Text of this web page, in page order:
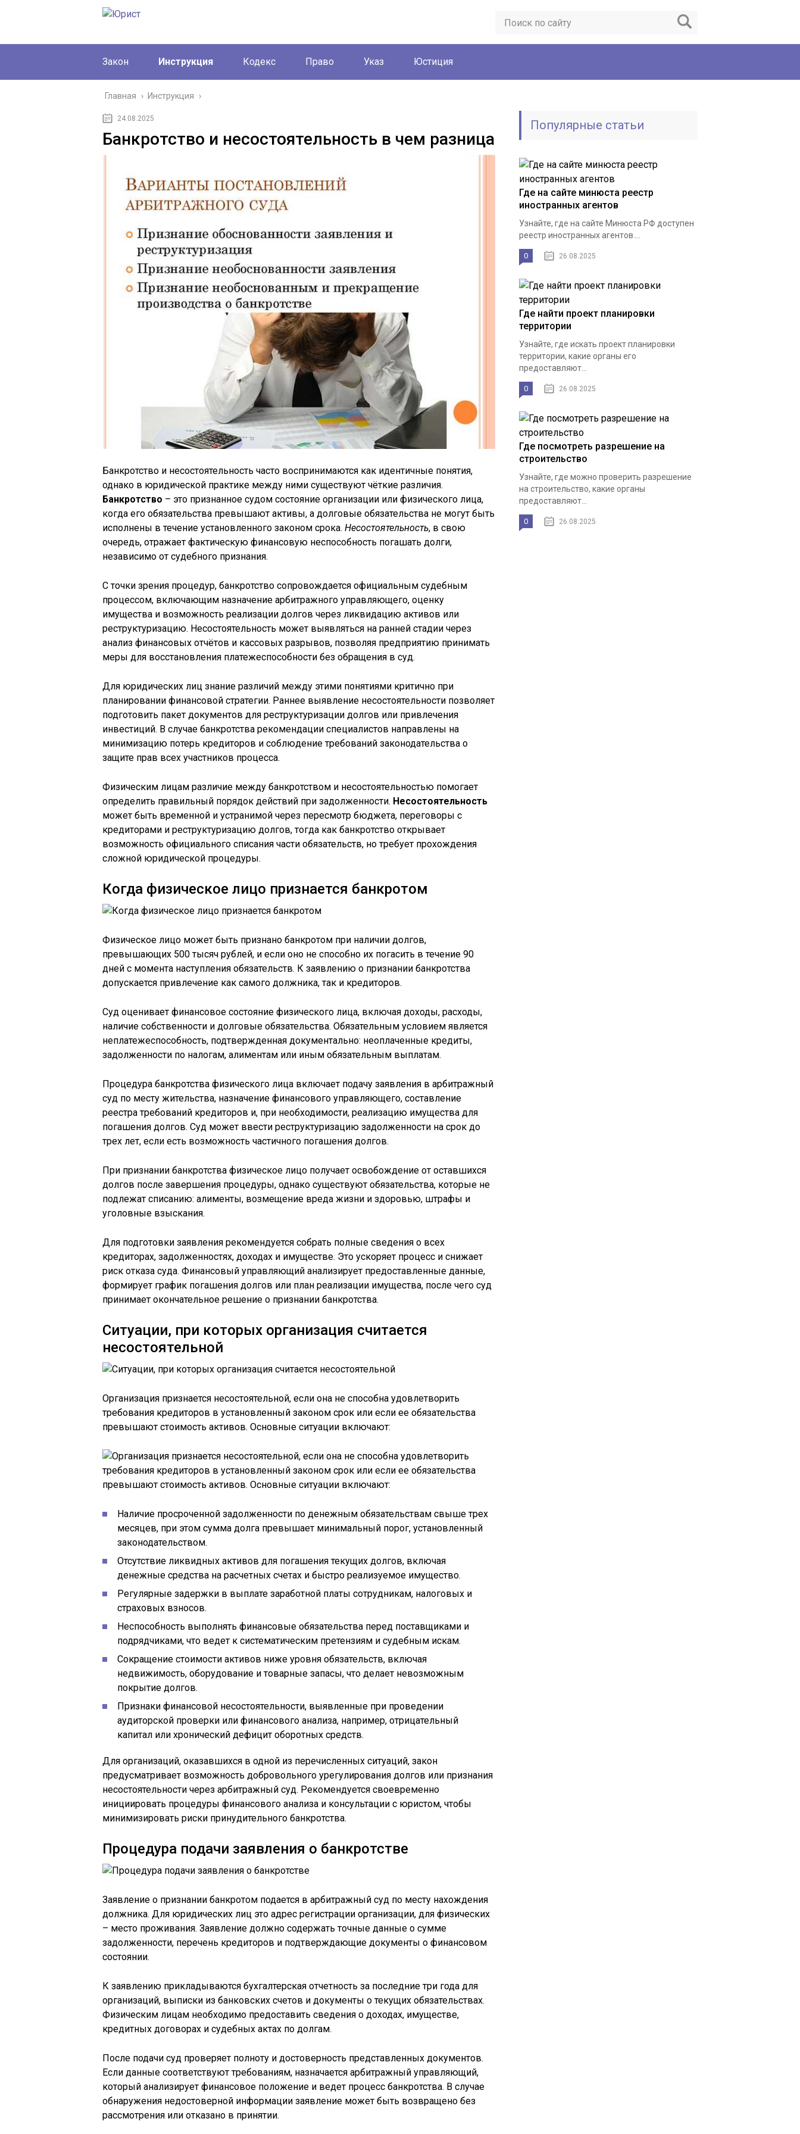
Закон Инструкция Кодекс Право Указ Юстиция
Главная › Инструкция ›
24.08.2025
Банкротство и несостоятельность в чем разница
Банкротство и несостоятельность часто воспринимаются как идентичные понятия,
однако в юридической практике между ними существуют чёткие различия.
Банкротство – это признанное судом состояние организации или физического лица,
когда его обязательства превышают активы, а долговые обязательства не могут быть
исполнены в течение установленного законом срока. Несостоятельность, в свою
очередь, отражает фактическую финансовую неспособность погашать долги,
независимо от судебного признания.
С точки зрения процедур, банкротство сопровождается официальным судебным
процессом, включающим назначение арбитражного управляющего, оценку
имущества и возможность реализации долгов через ликвидацию активов или
реструктуризацию. Несостоятельность может выявляться на ранней стадии через
анализ финансовых отчётов и кассовых разрывов, позволяя предприятию принимать
меры для восстановления платежеспособности без обращения в суд.
Для юридических лиц знание различий между этими понятиями критично при
планировании финансовой стратегии. Раннее выявление несостоятельности позволяет
подготовить пакет документов для реструктуризации долгов или привлечения
инвестиций. В случае банкротства рекомендации специалистов направлены на
минимизацию потерь кредиторов и соблюдение требований законодательства о
защите прав всех участников процесса.
Физическим лицам различие между банкротством и несостоятельностью помогает
определить правильный порядок действий при задолженности. Несостоятельность
может быть временной и устранимой через пересмотр бюджета, переговоры с
кредиторами и реструктуризацию долгов, тогда как банкротство открывает
возможность официального списания части обязательств, но требует прохождения
сложной юридической процедуры.
Когда физическое лицо признается банкротом
Физическое лицо может быть признано банкротом при наличии долгов,
превышающих 500 тысяч рублей, и если оно не способно их погасить в течение 90
дней с момента наступления обязательств. К заявлению о признании банкротства
допускается привлечение как самого должника, так и кредиторов.
Суд оценивает финансовое состояние физического лица, включая доходы, расходы,
наличие собственности и долговые обязательства. Обязательным условием является
неплатежеспособность, подтвержденная документально: неоплаченные кредиты,
задолженности по налогам, алиментам или иным обязательным выплатам.
Процедура банкротства физического лица включает подачу заявления в арбитражный
суд по месту жительства, назначение финансового управляющего, составление
реестра требований кредиторов и, при необходимости, реализацию имущества для
погашения долгов. Суд может ввести реструктуризацию задолженности на срок до
трех лет, если есть возможность частичного погашения долгов.
При признании банкротства физическое лицо получает освобождение от оставшихся
долгов после завершения процедуры, однако существуют обязательства, которые не
подлежат списанию: алименты, возмещение вреда жизни и здоровью, штрафы и
уголовные взыскания.
Для подготовки заявления рекомендуется собрать полные сведения о всех
кредиторах, задолженностях, доходах и имуществе. Это ускоряет процесс и снижает
риск отказа суда. Финансовый управляющий анализирует предоставленные данные,
формирует график погашения долгов или план реализации имущества, после чего суд
принимает окончательное решение о признании банкротства.
Ситуации, при которых организация считается
несостоятельной
Организация признается несостоятельной, если она не способна удовлетворить
требования кредиторов в установленный законом срок или если ее обязательства
превышают стоимость активов. Основные ситуации включают:
Наличие просроченной задолженности по денежным обязательствам свыше трех
месяцев, при этом сумма долга превышает минимальный порог, установленный
законодательством.
Отсутствие ликвидных активов для погашения текущих долгов, включая
денежные средства на расчетных счетах и быстро реализуемое имущество.
Регулярные задержки в выплате заработной платы сотрудникам, налоговых и
страховых взносов.
Неспособность выполнять финансовые обязательства перед поставщиками и
подрядчиками, что ведет к систематическим претензиям и судебным искам.
Сокращение стоимости активов ниже уровня обязательств, включая
недвижимость, оборудование и товарные запасы, что делает невозможным
покрытие долгов.
Признаки финансовой несостоятельности, выявленные при проведении
аудиторской проверки или финансового анализа, например, отрицательный
капитал или хронический дефицит оборотных средств.
Для организаций, оказавшихся в одной из перечисленных ситуаций, закон
предусматривает возможность добровольного урегулирования долгов или признания
несостоятельности через арбитражный суд. Рекомендуется своевременно
инициировать процедуры финансового анализа и консультации с юристом, чтобы
минимизировать риски принудительного банкротства.
Процедура подачи заявления о банкротстве
Заявление о признании банкротом подается в арбитражный суд по месту нахождения
должника. Для юридических лиц это адрес регистрации организации, для физических
– место проживания. Заявление должно содержать точные данные о сумме
задолженности, перечень кредиторов и подтверждающие документы о финансовом
состоянии.
К заявлению прикладываются бухгалтерская отчетность за последние три года для
организаций, выписки из банковских счетов и документы о текущих обязательствах.
Физическим лицам необходимо предоставить сведения о доходах, имуществе,
кредитных договорах и судебных актах по долгам.
После подачи суд проверяет полноту и достоверность представленных документов.
Если данные соответствуют требованиям, назначается арбитражный управляющий,
который анализирует финансовое положение и ведет процесс банкротства. В случае
обнаружения недостоверной информации заявление может быть возвращено без
рассмотрения или отказано в принятии.
Популярные статьи
Где на сайте минюста реестр
иностранных агентов
Узнайте, где на сайте Минюста РФ доступен
реестр иностранных агентов....
0 26.08.2025
Где найти проект планировки
территории
Узнайте, где искать проект планировки
территории, какие органы его
предоставляют...
0 26.08.2025
Где посмотреть разрешение на
строительство
Узнайте, где можно проверить разрешение
на строительство, какие органы
предоставляют...
0 26.08.2025